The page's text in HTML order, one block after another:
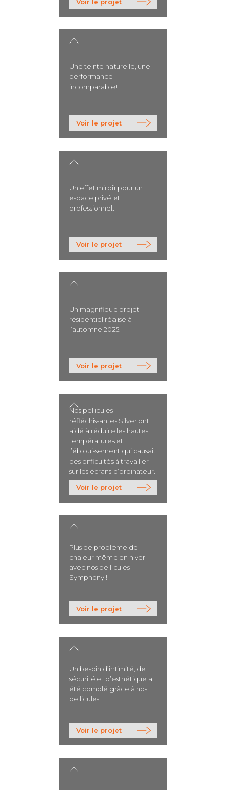
>
Une teinte naturelle, une
performance
incomparable!
Voir le projet >
Un effet miroir pour un
espace privé et
professionnel.
Voir le projet >
Un magnifique projet
résidentiel réalisé à
l’automne 2025.
Voir le projet >
Nos pellicules
réfléchissantes Silver ont
aidé à réduire les hautes
températures et
l’éblouissement qui causait
des difficultés à travailler
sur les écrans d’ordinateur.
Voir le projet >
Plus de problème de
chaleur même en hiver
avec nos pellicules
Symphony !
Voir le projet >
Un besoin d’intimité, de
sécurité et d’esthétique a
été comblé grâce à nos
pellicules!
Voir le projet >